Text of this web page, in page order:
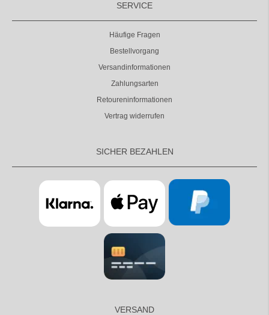
SERVICE
Häufige Fragen
Bestellvorgang
Versandinformationen
Zahlungsarten
Retoureninformationen
Vertrag widerrufen
SICHER BEZAHLEN
VERSAND